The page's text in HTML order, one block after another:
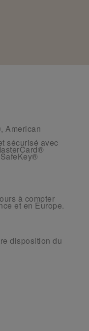
American
sécurisé avec
à compter
et en Europe.
disposition du